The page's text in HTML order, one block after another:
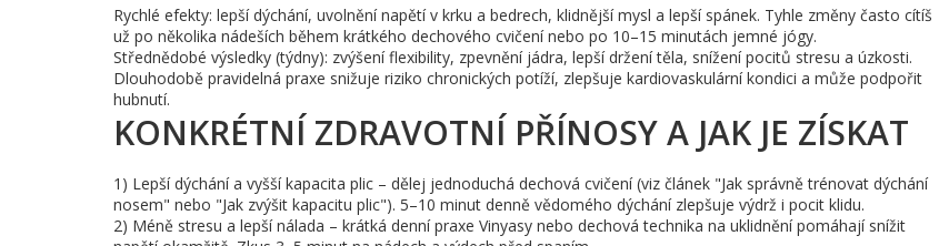
Rychlé efekty: lepší dýchání, uvolnění napětí v krku a bedrech, klidnější mysl a lepší spánek. Tyhle změny často cítíš
už po několika nádeších během krátkého dechového cvičení nebo po 10–15 minutách jemné jógy.
Střednědobé výsledky (týdny): zvýšení flexibility, zpevnění jádra, lepší držení těla, snížení pocitů stresu a úzkosti.
Dlouhodobě pravidelná praxe snižuje riziko chronických potíží, zlepšuje kardiovaskulární kondici a může podpořit
hubnutí.
KONKRÉTNÍ ZDRAVOTNÍ PŘÍNOSY A JAK JE ZÍSKAT
1) Lepší dýchání a vyšší kapacita plic – dělej jednoduchá dechová cvičení (viz článek "Jak správně trénovat dýchání
nosem" nebo "Jak zvýšit kapacitu plic"). 5–10 minut denně vědomého dýchání zlepšuje výdrž i pocit klidu.
2) Méně stresu a lepší nálada – krátká denní praxe Vinyasy nebo dechová technika na uklidnění pomáhají snížit